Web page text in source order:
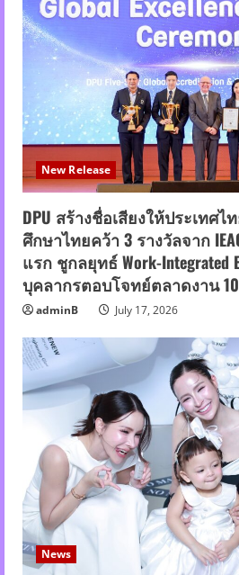
New Release
DPU สร้างชื่อเสียงให้ประเทศ
ศึกษาไทยคว้า 3 รางวัลจาก
แรก ชูกลยุทธ์ Work-Integrated
บุคลากรตอบโจทย์ตลาดงาน
adminB July 17, 2026
News